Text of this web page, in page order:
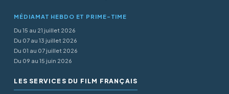
MÉDIAMAT HEBDO ET PRIME-TIME
Du 15 au 21 juillet 2026
Du 07 au 13 juillet 2026
Du 01 au 07 juillet 2026
Du 09 au 15 juin 2026
LES SERVICES DU FILM FRANÇAIS